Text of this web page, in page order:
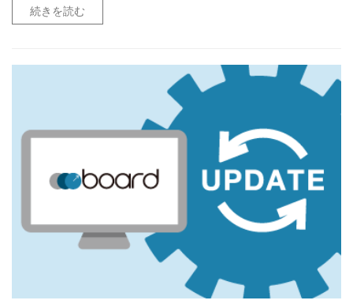
続きを読む